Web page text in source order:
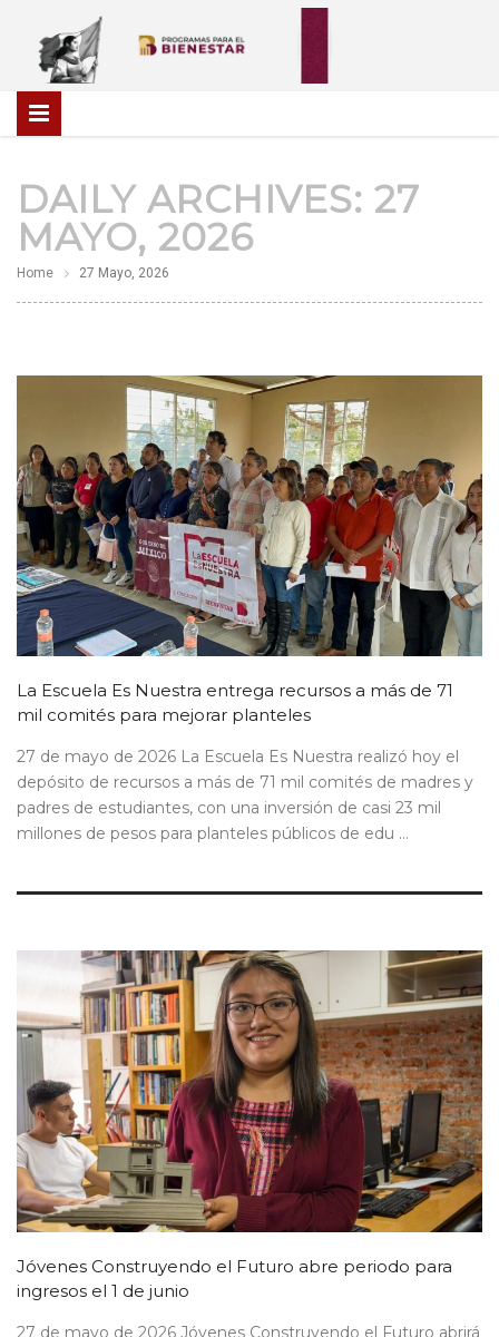
DAILY ARCHIVES: 27
MAYO, 2026
Home 27 Mayo, 2026
La Escuela Es Nuestra entrega recursos a más de 71
mil comités para mejorar planteles
27 de mayo de 2026 La Escuela Es Nuestra realizó hoy el
depósito de recursos a más de 71 mil comités de madres y
padres de estudiantes, con una inversión de casi 23 mil
millones de pesos para planteles públicos de edu ...
Jóvenes Construyendo el Futuro abre periodo para
ingresos el 1 de junio
27 de mayo de 2026 Jóvenes Construyendo el Futuro abrirá